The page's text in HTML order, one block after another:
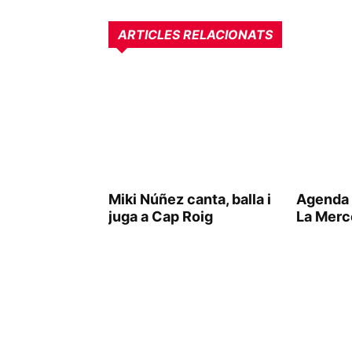
ARTICLES RELACIONATS
Miki Núñez canta, balla i
juga a Cap Roig
La